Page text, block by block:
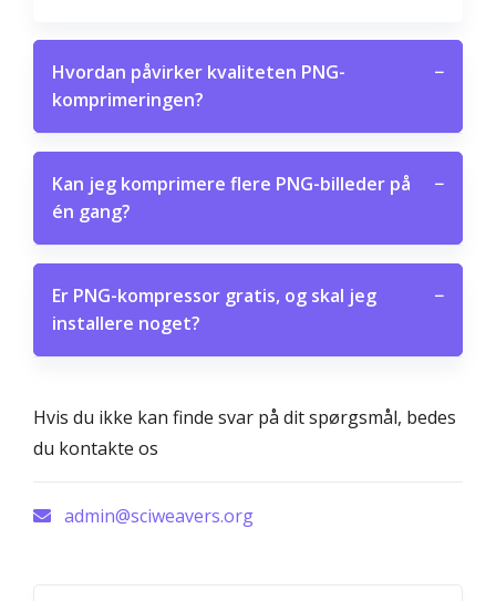
Hvordan påvirker kvaliteten PNG-
komprimeringen?
−
Kan jeg komprimere flere PNG-billeder på
én gang?
−
Er PNG-kompressor gratis, og skal jeg
installere noget?
−
Hvis du ikke kan finde svar på dit spørgsmål, bedes
du kontakte os
admin@sciweavers.org